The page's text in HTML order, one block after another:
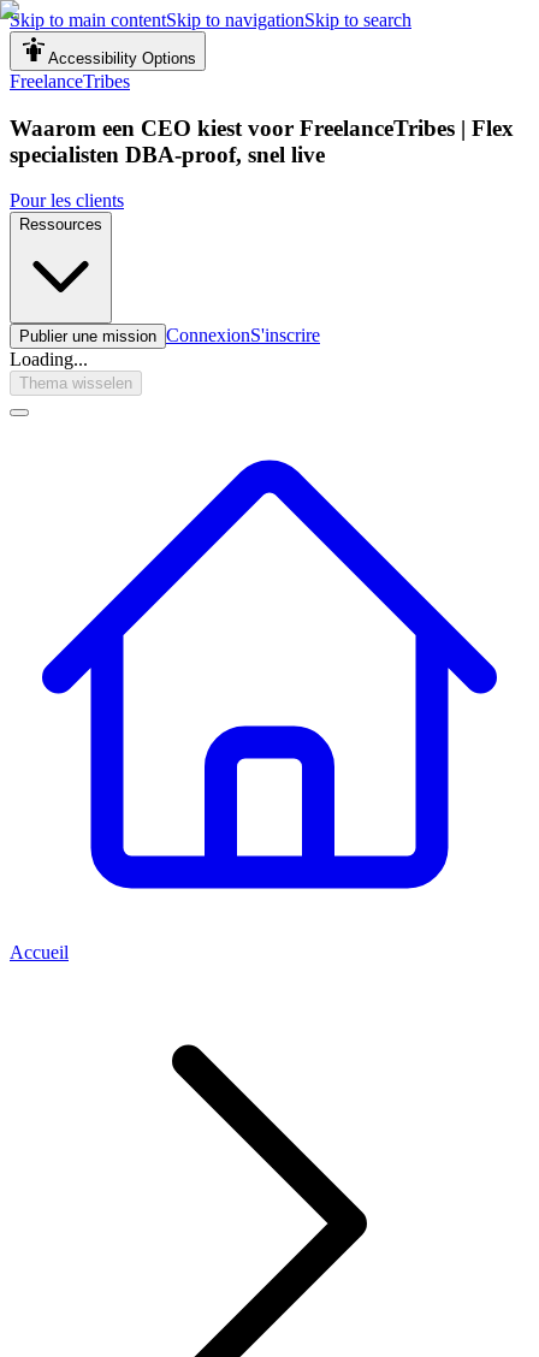
Skip to main contentSkip to navigationSkip to search
Accessibility Options
FreelanceTribes
Waarom een CEO kiest voor FreelanceTribes | Flex
specialisten DBA-proof, snel live
Pour les clients
Ressources
Publier une mission ConnexionS'inscrire
Loading...
Thema wisselen
Accueil